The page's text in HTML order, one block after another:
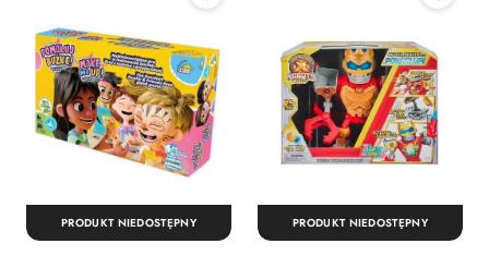
PRODUKT NIEDOSTĘPNY PRODUKT NIEDOSTĘPNY